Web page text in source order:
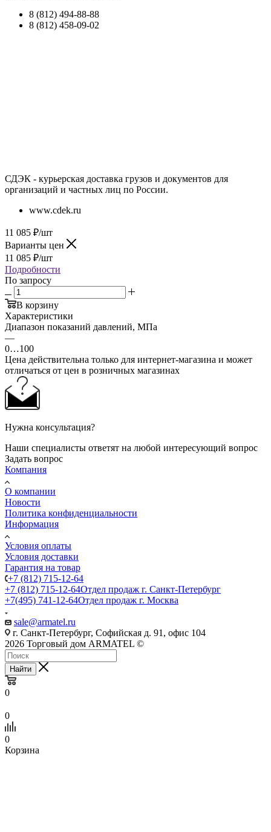
8 (812) 494-88-88
8 (812) 458-09-02
СДЭК - курьерская доставка грузов и документов для
организаций и частных лиц по России.
www.cdek.ru
11 085 ₽/шт
Варианты цен
11 085 ₽/шт
Подробности
По запросу
В корзину
Характеристики
Диапазон показаний давлений, МПа
—
0…100
Цена действительна только для интернет-магазина и может
отличаться от цен в розничных магазинах
Нужна консультация?
Наши специалисты ответят на любой интересующий вопрос
Задать вопрос
Компания
О компании
Новости
Политика конфиденциальности
Информация
Условия оплаты
Условия доставки
Гарантия на товар
+7 (812) 715-12-64
+7 (812) 715-12-64Отдел продаж г. Санкт-Петербург
+7(495) 741-12-64Отдел продаж г. Москва
sale@armatel.ru
г. Санкт-Петербург, Софийская д. 91, офис 104
2026 Торговый дом ARMATEL ©
Найти
0
0
0
Корзина